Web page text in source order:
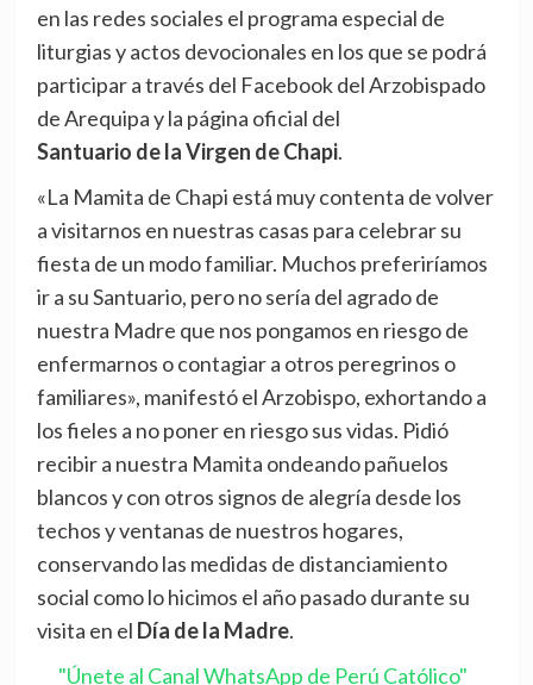
en las redes sociales el programa especial de
liturgias y actos devocionales en los que se podrá
participar a través del Facebook del Arzobispado
de Arequipa y la página oficial del
Santuario de la Virgen de Chapi.
«La Mamita de Chapi está muy contenta de volver
a visitarnos en nuestras casas para celebrar su
fiesta de un modo familiar. Muchos preferiríamos
ir a su Santuario, pero no sería del agrado de
nuestra Madre que nos pongamos en riesgo de
enfermarnos o contagiar a otros peregrinos o
familiares», manifestó el Arzobispo, exhortando a
los fieles a no poner en riesgo sus vidas. Pidió
recibir a nuestra Mamita ondeando pañuelos
blancos y con otros signos de alegría desde los
techos y ventanas de nuestros hogares,
conservando las medidas de distanciamiento
social como lo hicimos el año pasado durante su
visita en el Día de la Madre.
"Únete al Canal WhatsApp de Perú Católico"